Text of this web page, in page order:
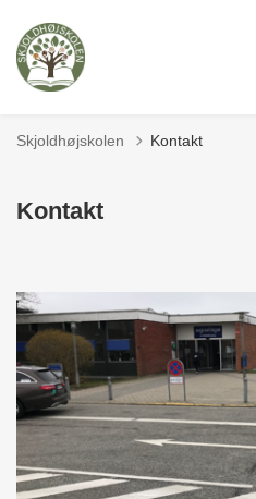
Skjoldhøjskolen Kontakt
Kontakt